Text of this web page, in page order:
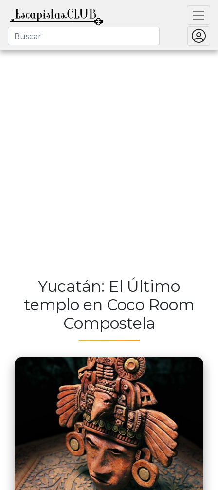
Yucatán: El Último
templo en Coco Room
Compostela